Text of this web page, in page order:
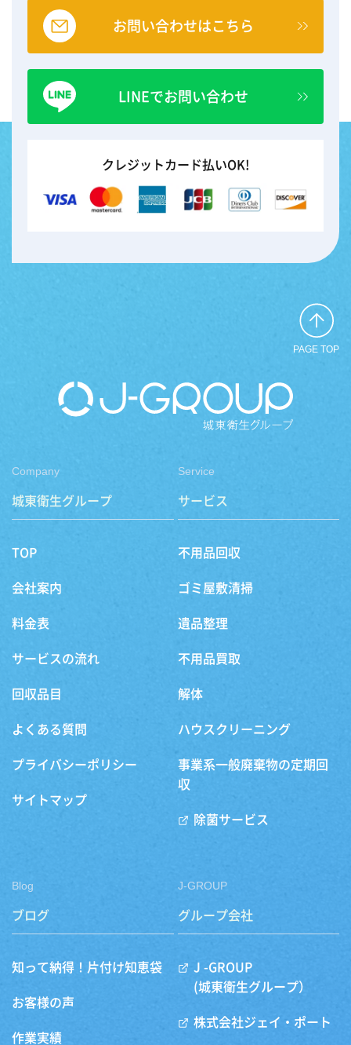
お問い合わせはこちら
LINEでお問い合わせ
クレジットカード払いOK!
PAGE TOP
Company
城東衛生グループ
TOP
会社案内
料金表
サービスの流れ
回収品目
よくある質問
プライバシーポリシー
サイトマップ
Service
サービス
不用品回収
ゴミ屋敷清掃
遺品整理
不用品買取
解体
ハウスクリーニング
事業系一般廃棄物の定期回
収
除菌サービス
Blog
ブログ
知って納得！片付け知恵袋
お客様の声
作業実績
J-GROUP
グループ会社
J -GROUP
(城東衛生グループ）
株式会社ジェイ・ポート